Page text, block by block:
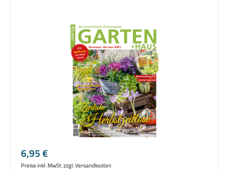
Bildergalerie überspringen
Regulärer Preis:
6,95 €
Preise inkl. MwSt. zzgl. Versandkosten